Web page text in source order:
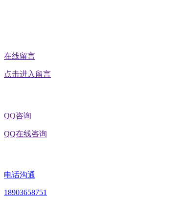
在线留言
点击进入留言
QQ咨询
QQ在线咨询
电话沟通
18903658751